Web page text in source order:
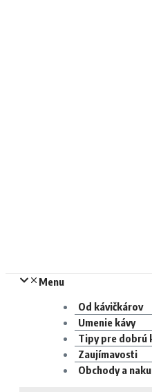
Menu
Od kávičkárov
Umenie kávy
Tipy pre dobrú
Zaujímavosti
Obchody a